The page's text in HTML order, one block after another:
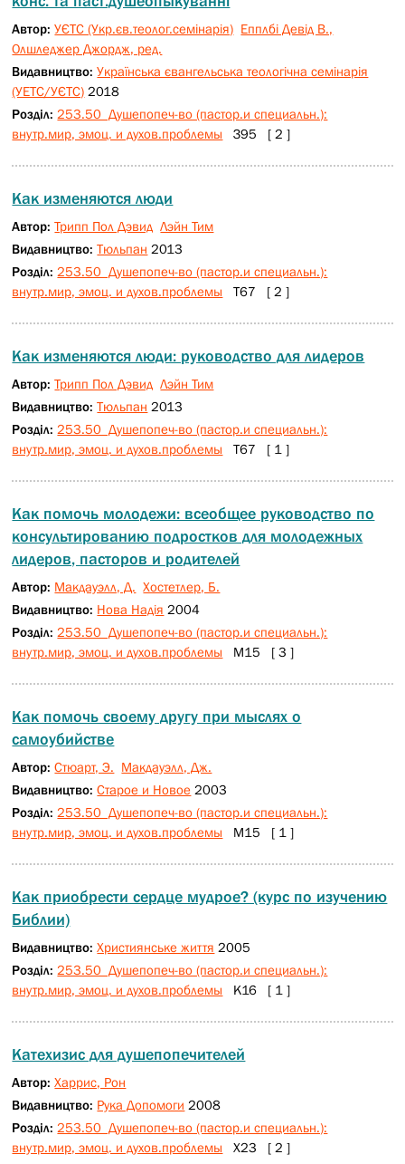
Автор:УЄТС (Укр.єв.теолог.семінарія) Епплбі Дeвід B.,
Олшледжер Джордж, ред.
Видавництво:Українська євангельська теологічна семінарія
(УЕТС/УЄТС) 2018
Розділ: 253.50 Душепопеч-во (пастор.и специальн.):
внутр.мир, эмоц. и духов.проблемы З95 [ 2 ]
Как изменяются люди
Автор:Трипп Пол Дэвид Лэйн Тим
Видавництво:Тюльпан 2013
Розділ: 253.50 Душепопеч-во (пастор.и специальн.):
внутр.мир, эмоц. и духов.проблемы Т67 [ 2 ]
Как изменяются люди: руководство для лидеров
Автор:Трипп Пол Дэвид Лэйн Тим
Видавництво:Тюльпан 2013
Розділ: 253.50 Душепопеч-во (пастор.и специальн.):
внутр.мир, эмоц. и духов.проблемы Т67 [ 1 ]
Как помочь молодежи: всеобщее руководство по
консультированию подростков для молодежных
лидеров, пасторов и родителей
Автор: Макдауэлл, Д. Хостетлер, Б.
Видавництво: Нова Надія 2004
Розділ: 253.50 Душепопеч-во (пастор.и специальн.):
внутр.мир, эмоц. и духов.проблемы М15 [ 3 ]
Как помочь своему другу при мыслях о
самоубийстве
Автор:Стюарт, Э. Макдауэлл, Дж.
Видавництво:Старое и Новое 2003
Розділ: 253.50 Душепопеч-во (пастор.и специальн.):
внутр.мир, эмоц. и духов.проблемы М15 [ 1 ]
Как приобрести сердце мудрое? (курс по изучению
Библии)
Видавництво:Християнське життя 2005
Розділ: 253.50 Душепопеч-во (пастор.и специальн.):
внутр.мир, эмоц. и духов.проблемы К16 [ 1 ]
Катехизис для душепопечителей
Автор:Харрис, Рон
Видавництво: Рука Допомоги 2008
Розділ: 253.50 Душепопеч-во (пастор.и специальн.):
внутр.мир, эмоц. и духов.проблемы Х23 [ 2 ]